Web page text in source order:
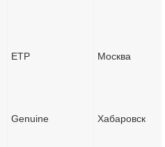
ETP Москва
Genuine Хабаровск